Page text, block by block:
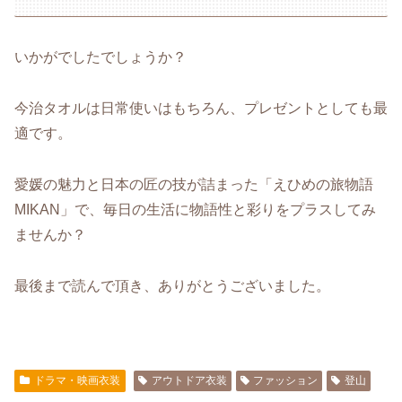
いかがでしたでしょうか？
今治タオルは日常使いはもちろん、プレゼントとしても最
適です。
愛媛の魅力と日本の匠の技が詰まった「えひめの旅物語
MIKAN」で、毎日の生活に物語性と彩りをプラスしてみ
ませんか？
最後まで読んで頂き、ありがとうございました。
ドラマ・映画衣装 アウトドア衣装 ファッション 登山